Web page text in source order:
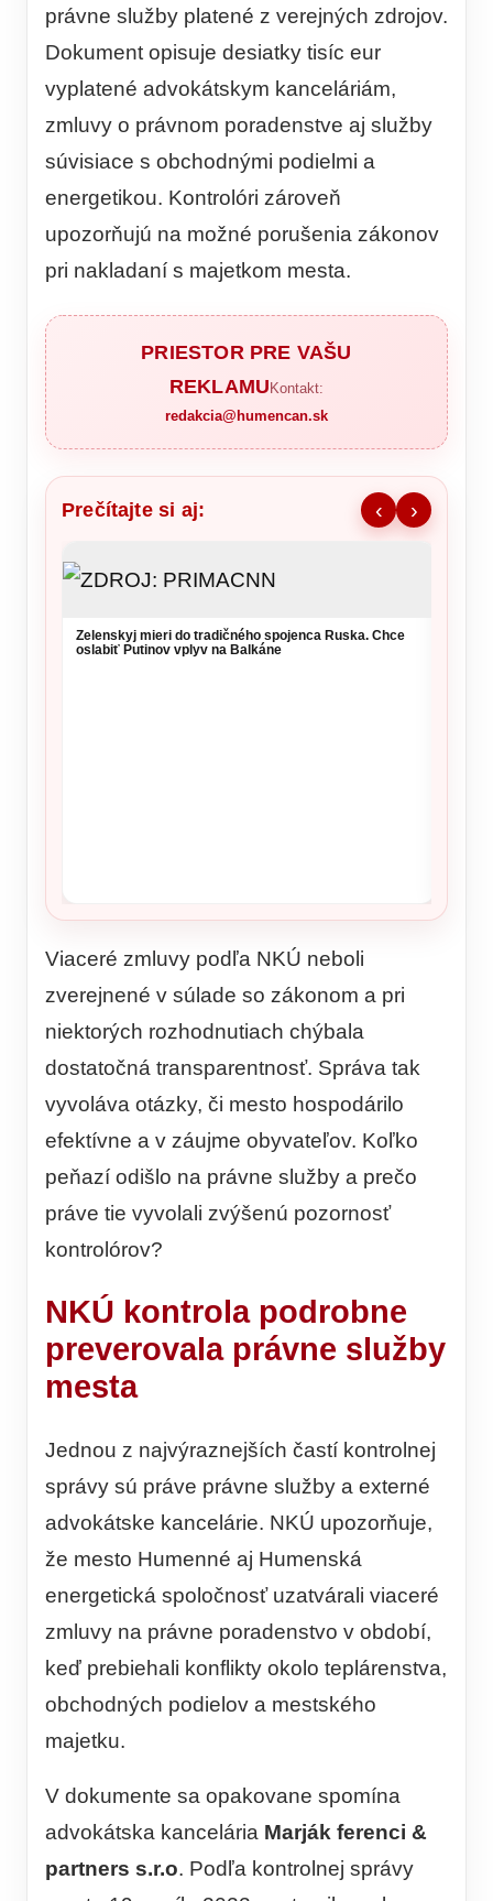
právne služby platené z verejných zdrojov.
Dokument opisuje desiatky tisíc eur
vyplatené advokátskym kanceláriám,
zmluvy o právnom poradenstve aj služby
súvisiace s obchodnými podielmi a
energetikou. Kontrolóri zároveň
upozorňujú na možné porušenia zákonov
pri nakladaní s majetkom mesta.
PRIESTOR PRE VAŠU
REKLAMU Kontakt:
redakcia@humencan.sk
Prečítajte si aj: ‹ ›
Zelenskyj mieri do tradičného spojenca Ruska. Chce
oslabiť Putinov vplyv na Balkáne
Viaceré zmluvy podľa NKÚ neboli
zverejnené v súlade so zákonom a pri
niektorých rozhodnutiach chýbala
dostatočná transparentnosť. Správa tak
vyvoláva otázky, či mesto hospodárilo
efektívne a v záujme obyvateľov. Koľko
peňazí odišlo na právne služby a prečo
práve tie vyvolali zvýšenú pozornosť
kontrolórov?
NKÚ kontrola podrobne
preverovala právne služby
mesta
Jednou z najvýraznejších častí kontrolnej
správy sú práve právne služby a externé
advokátske kancelárie. NKÚ upozorňuje,
že mesto Humenné aj Humenská
energetická spoločnosť uzatvárali viaceré
zmluvy na právne poradenstvo v období,
keď prebiehali konflikty okolo teplárenstva,
obchodných podielov a mestského
majetku.
V dokumente sa opakovane spomína
advokátska kancelária Marják ferenci &
partners s.r.o. Podľa kontrolnej správy